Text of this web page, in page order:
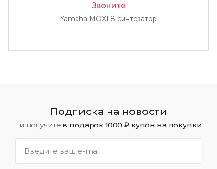
Звоните
Yamaha MOXF8 синтезатор
Подписка на новости
...и получите в подарок 1000 ₽ купон на покупки